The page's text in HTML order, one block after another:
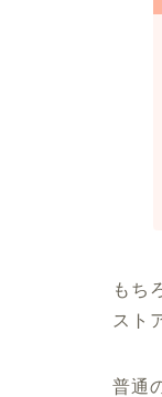
もち
スト
普通